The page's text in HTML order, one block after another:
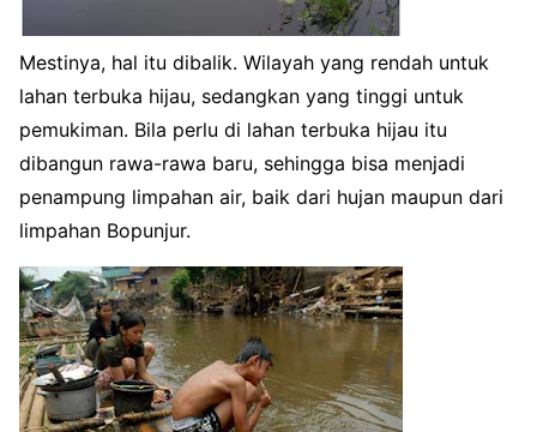
Mestinya, hal itu dibalik. Wilayah yang rendah untuk
lahan terbuka hijau, sedangkan yang tinggi untuk
pemukiman. Bila perlu di lahan terbuka hijau itu
dibangun rawa-rawa baru, sehingga bisa menjadi
penampung limpahan air, baik dari hujan maupun dari
limpahan Bopunjur.